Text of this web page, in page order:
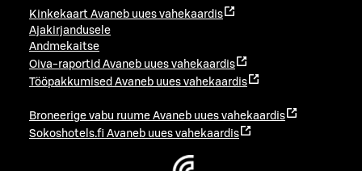
Kinkekaart Avaneb uues vahekaardis
Ajakirjandusele
Andmekaitse
Oiva-raportid Avaneb uues vahekaardis
Tööpakkumised Avaneb uues vahekaardis
Broneerige vabu ruume Avaneb uues vahekaardis
Sokoshotels.fi Avaneb uues vahekaardis